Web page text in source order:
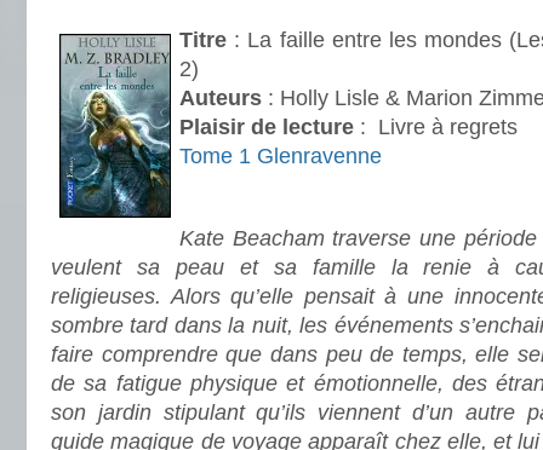
Titre : La faille entre les mondes
2)
Auteurs : Holly Lisle & Marion
Plaisir de lecture : Livre à regrets
Tome 1 Glenravenne
Kate Beacham traverse une
veulent sa peau et sa famille la renie à
religieuses. Alors qu’elle pensait à une
sombre tard dans la nuit, les événements
faire comprendre que dans peu de temps, elle
de sa fatigue physique et émotionnelle, des
son jardin stipulant qu’ils viennent d’un autre
guide magique de voyage apparaît chez elle, et